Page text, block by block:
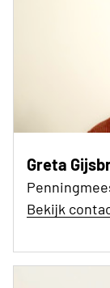
Greta
Bekijk